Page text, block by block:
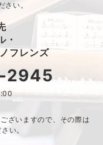
さい。
・
フレンズ
2945
ざいますので、 その際は
い。